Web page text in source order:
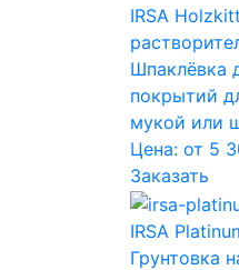
IRSA
Шпаклёвка
покрытий
мукой или
Цена: от 5
Заказать
IRSA
Грунтовка